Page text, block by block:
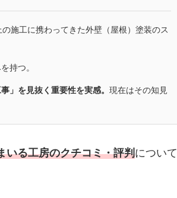
施工に携わってきた外壁（屋根）塗装のス
持つ。
」を見抜く重要性を実感。 現在はその知見
いる工房のクチコミ・評判について